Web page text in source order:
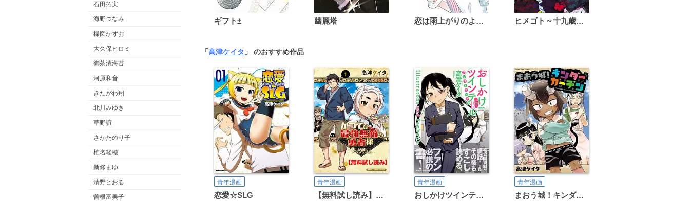
石田拓実
海野つなみ
楳図かずお
大久保ヒロミ
御茶漬海苔
河原和音
きたがわ翔
北川みゆき
草野誼
さかたのり子
椎名軽穂
新條まゆ
清野とおる
曽根富美子
ギフト± 幽麗塔 恋は雨上がりのように ヒメゴト～十九歳の制服～
「高津ケイタ 」 のおすすめ作品
青年漫画
恋愛☆SLG
青年漫画
【無料試し読み】かつては最強無敵の勇者様 ～姫には内緒のレベルダウン生活～
青年漫画
おしかけツインテール・アフターテイルズ Illustrations and Fanbook
青年漫画
まおう城！キンダーガーデン